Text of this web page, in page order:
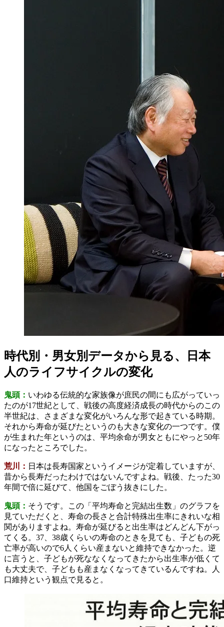
時代別・男女別データから見る、日本
人のライフサイクルの変化
鬼頭： いわゆる伝統的な家族像が庶民の間にも広がっていっ
たのが17世紀として、戦後の高度経済成長の時代からのこの
半世紀は、さまざまな変化がいろんな形で起きている時期。
それから寿命が延びたというのも大きな変化の一つです。僕
が生まれた年というのは、平均余命が男女ともにやっと50年
になったところでした。
荒川： 日本は長寿国家というイメージが定着していますが、
昔から長寿だったわけではないんですよね。戦後、たった30
年間で倍に延びて、他国をごぼう抜きにした。
鬼頭： そうです。この「平均寿命と完結出生数」のグラフを
見ていただくと、寿命の長さと合計特殊出生率にきれいな相
関がありますよね。寿命が延びると出生率はどんどん下がっ
てくる。37、38歳くらいの寿命のときを見ても、子どもの死
亡率が高いので6人くらい産まないと維持できなかった。逆
に言うと、子どもが死ななくなってきたから出生率が低くて
も大丈夫で、子どもも産まなくなってきているんですね。人
口維持という観点で見ると。